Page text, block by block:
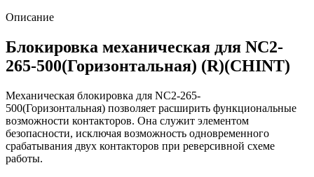
Описание
Блокировка механическая для NC2-
265-500(Горизонтальная) (R)(CHINT)
Механическая блокировка для NC2-265-
500(Горизонтальная) позволяет расширить функциональные
возможности контакторов. Она служит элементом
безопасности, исключая возможность одновременного
срабатывания двух контакторов при реверсивной схеме
работы.